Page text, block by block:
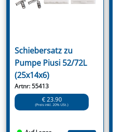
Schiebersatz zu
Pumpe Piusi 52/72L
(25x14x6)
Artnr: 55413
€ 23.90
(Preis inkl. 20% USt.)